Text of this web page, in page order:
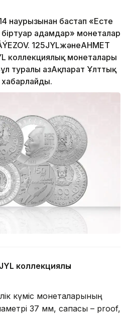
наурызынан бастап «Есте
адамдар» монеталар
125JYLжәнеAHMET
коллекциялық монеталары
туралы ҚазАқпарат Ұлттық
коллекциялық
күміс монеталарының
37 мм, сапасы – proof,